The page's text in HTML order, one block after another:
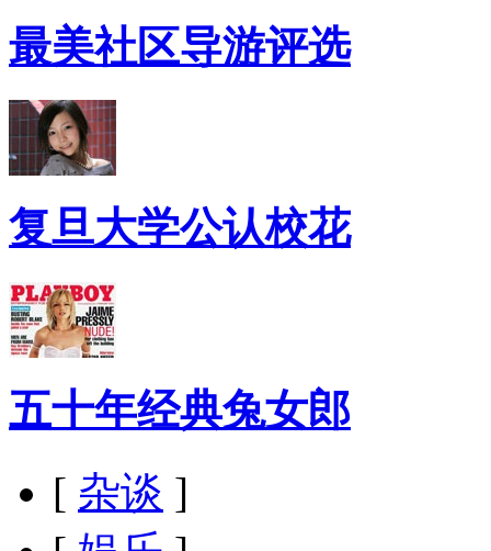
最美社区导游评选
复旦大学公认校花
五十年经典兔女郎
[ 杂谈 ]